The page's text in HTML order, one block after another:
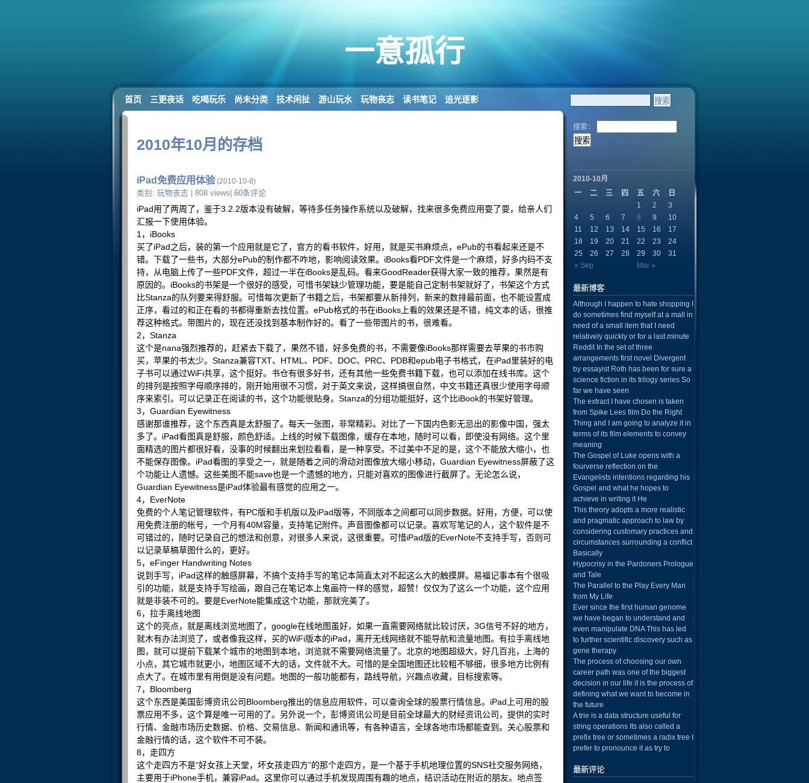
一意孤行
首页 三更夜话 吃喝玩乐 尚未分类 技术闲扯 游山玩水 玩物丧志 读书笔记 追光逐影
2010年10月的存档
iPad免费应用体验(2010-10-8)
类别: 玩物丧志 | 808 views| 60条评论
iPad用了两周了，鉴于3.2.2版本没有破解，等待多任务操作系统以及破解，找来很多免费应用耍了耍，给亲人们
汇报一下使用体验。
1，iBooks
买了iPad之后，装的第一个应用就是它了，官方的看书软件，好用，就是买书麻烦点，ePub的书看起来还是不
错。下载了一些书，大部分ePub的制作都不咋地，影响阅读效果。iBooks看PDF文件是一个麻烦，好多内码不支
持，从电脑上传了一些PDF文件，超过一半在iBooks是乱码。看来GoodReader获得大家一致的推荐，果然是有
原因的。iBooks的书架是一个很好的感受，可惜书架缺少管理功能，要是能自己定制书架就好了，书架这个方式
比Stanza的队列要来得舒服。可惜每次更新了书籍之后，书架都要从新排列，新来的数排最前面，也不能设置成
正序，看过的和正在看的书都得重新去找位置。ePub格式的书在iBooks上看的效果还是不错，纯文本的话，很推
荐这种格式。带图片的，现在还没找到基本制作好的。看了一些带图片的书，很难看。
2，Stanza
这个是nana强烈推荐的，赶紧去下载了，果然不错，好多免费的书，不需要像iBooks那样需要去苹果的书市购
买，苹果的书太少。Stanza兼容TXT、HTML、PDF、DOC、PRC、PDB和epub电子书格式，在iPad里装好的电
子书可以通过WiFi共享，这个挺好。书仓有很多好书，还有其他一些免费书籍下载，也可以添加在线书库。这个
的排列是按照字母顺序排的，刚开始用很不习惯，对于英文来说，这样搞很自然，中文书籍还真很少使用字母顺
序来索引。可以记录正在阅读的书，这个功能很贴身。Stanza的分组功能挺好，这个比iBook的书架好管理。
3，Guardian Eyewitness
感谢那谁推荐，这个东西真是太舒服了。每天一张图，非常精彩。对比了一下国内色影无忌出的影像中国，强太
多了。iPad看图真是舒服，颜色舒适。上线的时候下载图像，缓存在本地，随时可以看，即使没有网络。这个里
面精选的图片都很好看，没事的时候翻出来划拉看看，是一种享受。不过美中不足的是，这个不能放大缩小，也
不能保存图像。iPad看图的享受之一，就是随着之间的滑动对图像放大缩小移动，Guardian Eyewitness屏蔽了这
个功能让人遗憾。这些美图不能save也是一个遗憾的地方，只能对喜欢的图像进行截屏了。无论怎么说，
Guardian Eyewitness是iPad体验最有感觉的应用之一。
4，EverNote
免费的个人笔记管理软件，有PC版和手机版以及iPad版等，不同版本之间都可以同步数据。好用，方便，可以使
用免费注册的帐号，一个月有40M容量，支持笔记附件。声音图像都可以记录。喜欢写笔记的人，这个软件是不
可错过的，随时记录自己的想法和创意，对很多人来说，这很重要。可惜iPad版的EverNote不支持手写，否则可
以记录草稿草图什么的，更好。
5，eFinger Handwriting Notes
说到手写，iPad这样的触感屏幕，不搞个支持手写的笔记本简直太对不起这么大的触摸屏。易福记事本有个很吸
引的功能，就是支持手写绘画，跟自己在笔记本上鬼画符一样的感觉，超赞！仅仅为了这么一个功能，这个应用
就是非装不可的。要是EverNote能集成这个功能，那就完美了。
6，拉手离线地图
这个的亮点，就是离线浏览地图了，google在线地图虽好，如果一直需要网络就比较讨厌，3G信号不好的地方，
就木有办法浏览了，或者像我这样，买的WiFi版本的iPad，离开无线网络就不能导航和流量地图。有拉手离线地
图，就可以提前下载某个城市的地图到本地，浏览就不需要网络流量了。北京的地图超级大，好几百兆，上海的
小点，其它城市就更小，地图区域不大的话，文件就不大。可惜的是全国地图还比较粗不够细，很多地方比例有
点大了。在城市里有用倒是没有问题。地图的一般功能都有，路线导航，兴趣点收藏，目标搜索等。
7，Bloomberg
这个东西是美国彭博资讯公司Bloomberg推出的信息应用软件，可以查询全球的股票行情信息。iPad上可用的股
票应用不多，这个算是唯一可用的了。另外说一个，彭博资讯公司是目前全球最大的财经资讯公司，提供的实时
行情、金融市场历史数据、价格、交易信息、新闻和通讯等，有各种语言，全球各地市场都能查到。关心股票和
金融行情的话，这个软件不可不装。
8，走四方
这个走四方不是“好女孩上天堂，坏女孩走四方”的那个走四方，是一个基于手机地理位置的SNS社交服务网络，
主要用于iPhone手机，兼容iPad。这里你可以通过手机发现周围有趣的地点，结识活动在附近的朋友。地点签
搜索：
2010-10月
一
二 三 四 五 六 日
« Sep Mar »
1 2
3
4
5 6 7 8 9
10
11
12 13 14 15 16
17
18
19 20 21 22 23
24
25
26 27 28 29 30 31
最新博客
Although I happen to hate shopping I
do sometimes find myself at a mall in
need of a small item that I need
relatively quickly or for a last minute
Reddit In the set of three
arrangements first novel Divergent
by essayist Roth has been for sure a
science fiction in its trilogy series So
far we have seen
The extract I have chosen is taken
from Spike Lees film Do the Right
Thing and I am going to analyze it in
terms of its film elements to convey
meaning
The Gospel of Luke opens with a
fourverse reflection on the
Evangelists intentions regarding his
Gospel and what he hopes to
achieve in writing it He
This theory adopts a more realistic
and pragmatic approach to law by
considering customary practices and
circumstances surrounding a conflict
Basically
Hypocrisy in the Pardoners Prologue
and Tale
The Parallel to the Play Every Man
from My Life
Ever since the first human genome
we have began to understand and
even manipulate DNA This has led
to further scientific discovery such as
gene therapy
The process of choosing our own
career path was one of the biggest
decision in our life it is the process of
defining what we want to become in
the future
A trie is a data structure useful for
string operations Its also called a
prefix tree or sometimes a radix tree I
prefer to pronounce it as try to
最新评论